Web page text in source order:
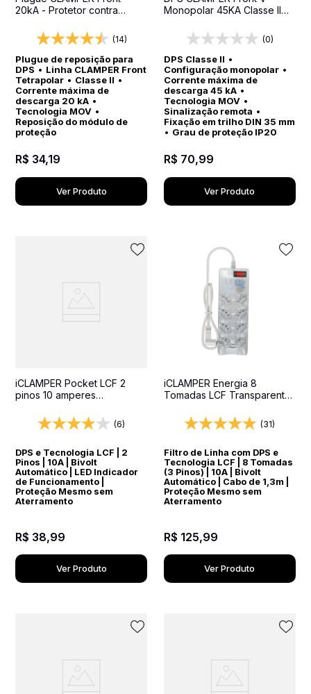
20kA - Protetor contra
elétricos
(14)
Plugue de reposição para
DPS • Linha CLAMPER Front
Tetrapolar • Classe II •
Corrente máxima de
descarga 20 kA •
Tecnologia MOV •
Reposição do módulo de
proteção
R$ 34,19
Ver Produto
Monopolar 45KA Classe II
para quadros elétricos(0)
DPS Classe II •
Configuração monopolar•
Corrente máxima de
descarga 45 kA•
Tecnologia MOV•
Sinalização remota •
Fixação em trilho DIN 35 mm
• Grau de proteção IP20
R$ 70,99
Ver Produto
iCLAMPER Pocket LCF 2
pinos 10 amperes
Elétrico DPS Bivolt
(6)
DPS e Tecnologia LCF | 2
Pinos | 10A | Bivolt
Automático | LED Indicador
de Funcionamento |
Proteção Mesmo sem
Aterramento
R$ 38,99
Ver Produto
iCLAMPER Energia 8
Tomadas LCF Transparente
Elétrico DPS Bivolt
(31)
Filtro de Linha com DPS e
Tecnologia LCF | 8 Tomadas
(3 Pinos) | 10A | Bivolt
Automático | Cabo de 1,3m |
Proteção Mesmo sem
Aterramento
R$ 125,99
Ver Produto